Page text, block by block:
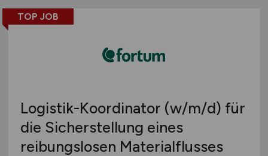
TOP JOB
Logistik-Koordinator (w/m/d) für
die Sicherstellung eines
reibungslosen Materialflusses